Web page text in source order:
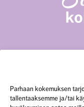
Parhaan kokemuksen
tallentaaksemme ja/tai